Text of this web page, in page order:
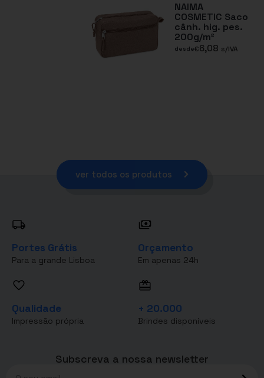
NAIMA
COSMETIC Saco
cânh. hig. pes.
200g/m²
desde€6,08 s/IVA
ver todos os produtos
Portes Grátis
Para a grande Lisboa
Orçamento
Em apenas 24h
Qualidade
Impressão própria
+ 20.000
Brindes disponíveis
Subscreva a nossa newsletter